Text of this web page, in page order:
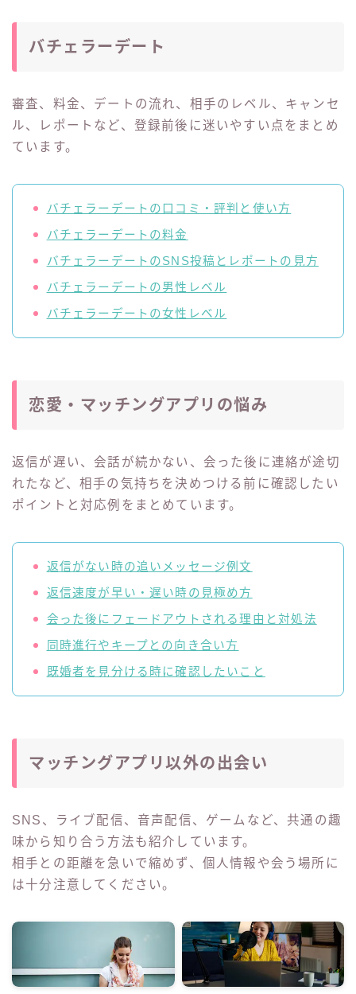
バチェラーデート
審査、料金、デートの流れ、相手のレベル、キャンセ
ル、レポートなど、登録前後に迷いやすい点をまとめ
ています。
バチェラーデートの口コミ・評判と使い方
バチェラーデートの料金
バチェラーデートのSNS投稿とレポートの見方
バチェラーデートの男性レベル
バチェラーデートの女性レベル
恋愛・マッチングアプリの悩み
返信が遅い、会話が続かない、会った後に連絡が途切
れたなど、相手の気持ちを決めつける前に確認したい
ポイントと対応例をまとめています。
返信がない時の追いメッセージ例文
返信速度が早い・遅い時の見極め方
会った後にフェードアウトされる理由と対処法
同時進行やキープとの向き合い方
既婚者を見分ける時に確認したいこと
マッチングアプリ以外の出会い
SNS、ライブ配信、音声配信、ゲームなど、共通の趣
味から知り合う方法も紹介しています。
相手との距離を急いで縮めず、個人情報や会う場所に
は十分注意してください。